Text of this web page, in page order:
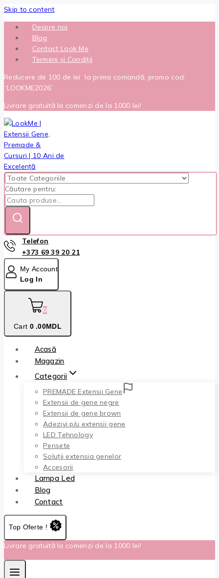
Skip to content
Despre noi
Blog
Contact Look Me
Termeni și Condiții
Reducere de 100 de lei la prima comandă, promo cod:
“LOOKME2026”
Livrare gratuită la comenzi de la 1000 lei!
Căutare pentru:
Telefon
+373 69 39 20 21
My Account
Log In
0
Cart 0 .00MDL
Acasă
Magazin
Categorii
PREMADE Extensii Gene
Extensii de gene negre
Extensii de gene brown
Adezivi p/u extensii gene
LED Tehnology
Pensete
Soluții extensia genelor
Accesorii
Lampa Led
Blog
Contact
Top Oferte !
Livrare gratuită la comenzi de la 1000 lei!